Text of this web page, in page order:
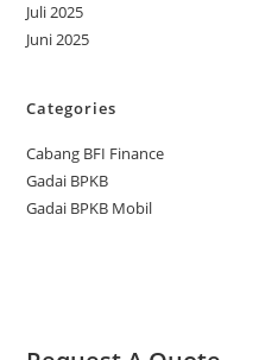
Juli 2025
Juni 2025
Categories
Cabang BFI Finance
Gadai BPKB
Gadai BPKB Mobil